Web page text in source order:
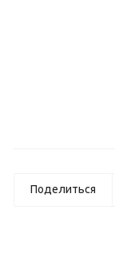
Поделиться